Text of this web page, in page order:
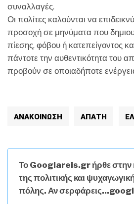
συναλλαγές.
Οι πολίτες καλούνται να
προσοχή σε μηνύματα που
πίεσης, φόβου ή κατεπείγοντος
πάντοτε την αυθεντικότητα του
προβούν σε οποιαδήποτε
ΑΝΑΚΟΊΝΩΣΗ ΑΠΑΤΗ
Το Googlareis.gr ήρθε στην
της πολιτικής και
πόλης. Αν